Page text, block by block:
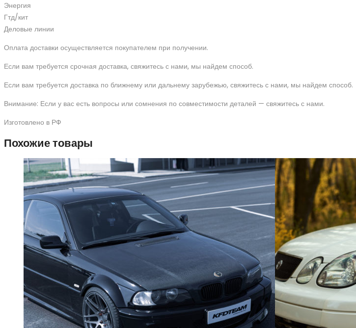
Энергия
Гтд/кит
Деловые линии
Оплата доставки осуществляется покупателем при получении.
Если вам требуется срочная доставка, свяжитесь с нами, мы найдем способ.
Если вам требуется доставка по ближнему или дальнему зарубежью, свяжитесь с нами, мы найдем способ.
Внимание: Если у вас есть вопросы или сомнения по совместимости деталей — свяжитесь с нами.
Изготовлено в РФ
Похожие товары